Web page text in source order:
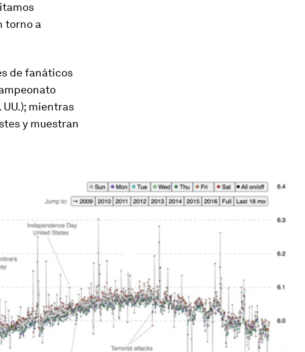
torno a
de fanáticos
mientras
y muestran